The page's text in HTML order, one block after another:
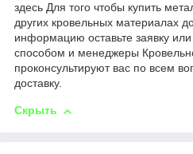
здесь Для того чтобы купить
других кровельных материалах
информацию оставьте заявку
способом и менеджеры
проконсультируют вас по всем
доставку.
Скрыть